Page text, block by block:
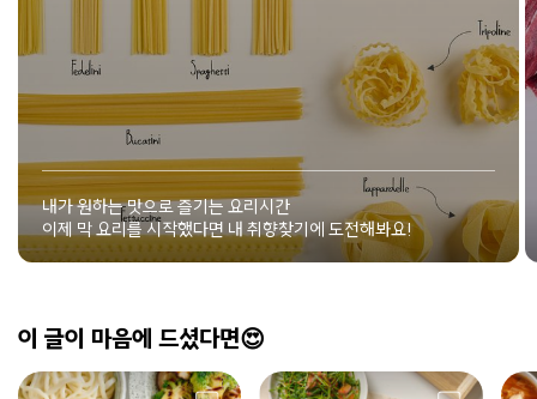
내가 원하는 맛으로 즐기는 요리시간
이제 막 요리를 시작했다면 내 취향찾기에 도전해봐요!
이 글이 마음에 드셨다면😍